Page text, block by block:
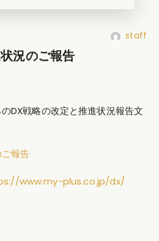
staff
況のご報告
DX戦略の改定と推進状況報告文
報告
www.my-plus.co.jp/dx/